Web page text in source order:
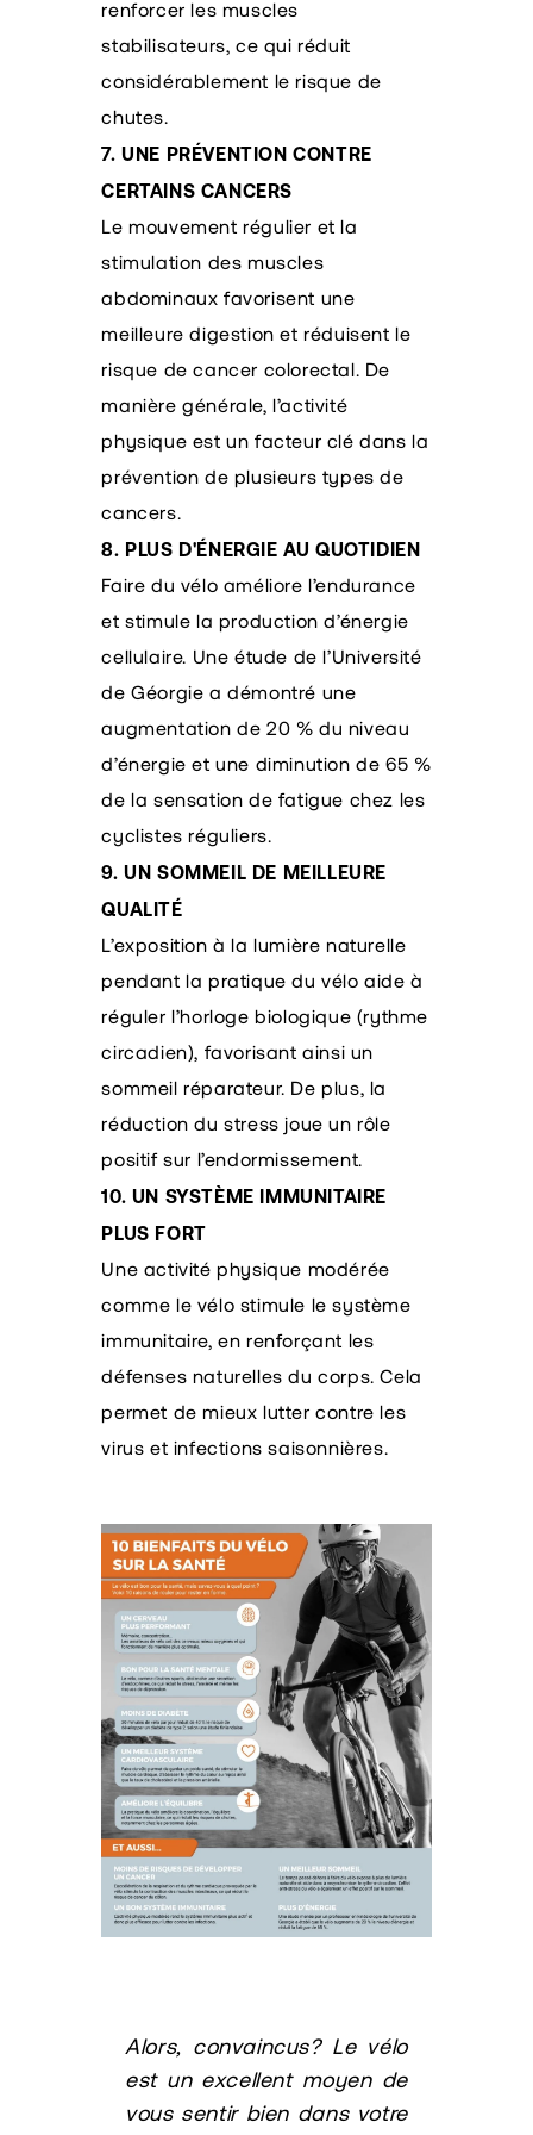
renforcer les muscles
stabilisateurs, ce qui réduit
considérablement le risque de
chutes.
7. UNE PRÉVENTION CONTRE
CERTAINS CANCERS
Le mouvement régulier et la
stimulation des muscles
abdominaux favorisent une
meilleure digestion et réduisent le
risque de cancer colorectal. De
manière générale, l’activité
physique est un facteur clé dans la
prévention de plusieurs types de
cancers.
8. PLUS D'ÉNERGIE AU QUOTIDIEN
Faire du vélo améliore l’endurance
et stimule la production d’énergie
cellulaire. Une étude de l’Université
de Géorgie a démontré une
augmentation de 20 % du niveau
d’énergie et une diminution de 65 %
de la sensation de fatigue chez les
cyclistes réguliers.
9. UN SOMMEIL DE MEILLEURE
QUALITÉ
L’exposition à la lumière naturelle
pendant la pratique du vélo aide à
réguler l’horloge biologique (rythme
circadien), favorisant ainsi un
sommeil réparateur. De plus, la
réduction du stress joue un rôle
positif sur l’endormissement.
10. UN SYSTÈME IMMUNITAIRE
PLUS FORT
Une activité physique modérée
comme le vélo stimule le système
immunitaire, en renforçant les
défenses naturelles du corps. Cela
permet de mieux lutter contre les
virus et infections saisonnières.
Alors, convaincus? Le vélo
est un excellent moyen de
vous sentir bien dans votre